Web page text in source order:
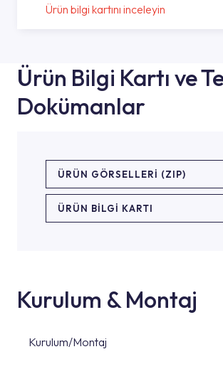
Ürün bilgi kartını inceleyin
Ürün Bilgi Kartı ve
Dokümanlar
ÜRÜN GÖRSELLERI (ZIP)
ÜRÜN BILGI KARTI
Kurulum & Montaj
Kurulum/Montaj